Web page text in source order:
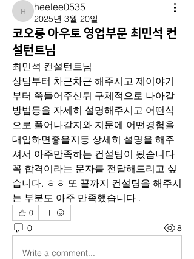
heelee0535
heelee0535
2025년 3월 20일
코오롱 아우토 영업부문 최민석 컨
설턴트님
최민석 컨설턴트님
상담부터 차근차근 해주시고 제이야기
부터 쭉들어주신뒤 구체적으로 나아갈
방법등을 자세히 설명해주시고 어떤식
으로 풀어나갈지와 지문에 어떤경험을
대입하면좋을지등 상세히 설명을 해주
셔서 아주만족하는 컨설팅이 됬습니다
꼭 합격이라는 문자를 전달해드리고 싶
습니다. ㅎㅎ 또 끝까지 컨설팅을 해주시
는 부분도 아주 만족했습니다 .
0
0 8
Write a comment...